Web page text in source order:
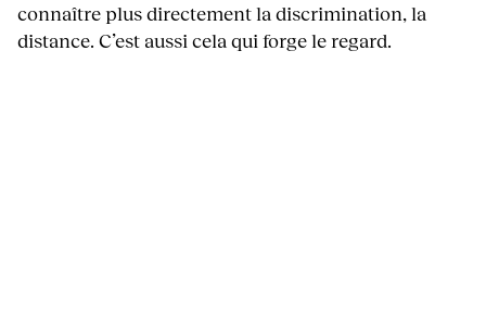
connaître plus directement la discrimination, la
distance. C’est aussi cela qui forge le regard.